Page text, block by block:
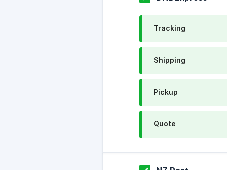
Tracking
Shipping
Pickup
Quote